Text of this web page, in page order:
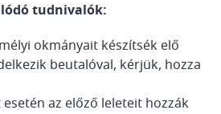
tudnivalók:
okmányait készítsék elő
beutalóval, kérjük, hozza
az előző leleteit hozzák